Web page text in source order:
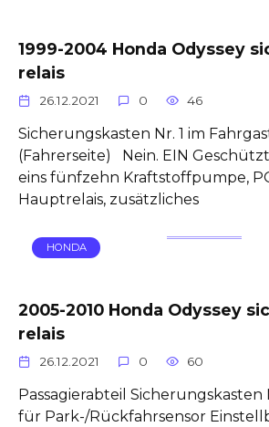
1999-2004 Honda Odyssey
relais
26.12.2021 0 46
Sicherungskasten Nr. 1 im
(Fahrerseite) Nein. EIN
eins fünfzehn Kraftstoffpumpe,
Hauptrelais, zusätzliches
HONDA
2005-2010 Honda Odyssey
relais
26.12.2021 0 60
Passagierabteil Sicherungskasten
für Park-/Rückfahrsensor